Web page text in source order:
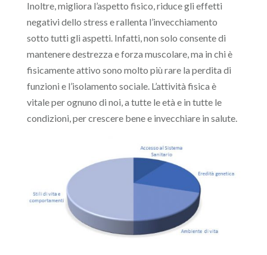
Inoltre, migliora l’aspetto fisico, riduce gli effetti
negativi dello stress e rallenta l’invecchiamento
sotto tutti gli aspetti. Infatti, non solo consente di
mantenere destrezza e forza muscolare, ma in chi è
fisicamente attivo sono molto più rare la perdita di
funzioni e l’isolamento sociale. L’attività fisica è
vitale per ognuno di noi, a tutte le età e in tutte le
condizioni, per crescere bene e invecchiare in salute.